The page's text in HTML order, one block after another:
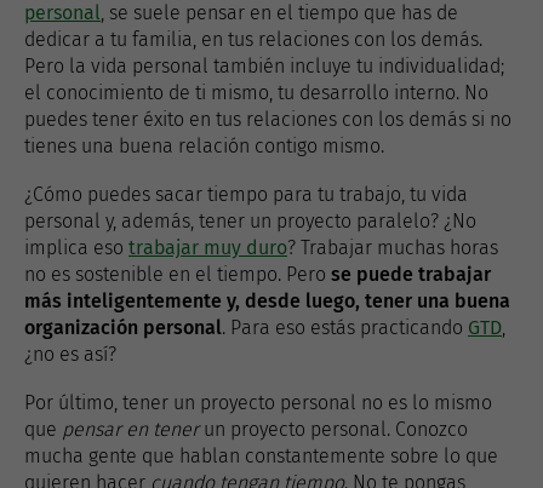
personal, se suele pensar en el tiempo que has de
dedicar a tu familia, en tus relaciones con los demás.
Pero la vida personal también incluye tu individualidad;
el conocimiento de ti mismo, tu desarrollo interno. No
puedes tener éxito en tus relaciones con los demás si no
tienes una buena relación contigo mismo.
¿Cómo puedes sacar tiempo para tu trabajo, tu vida
personal y, además, tener un proyecto paralelo? ¿No
implica eso trabajar muy duro? Trabajar muchas horas
no es sostenible en el tiempo. Pero se puede trabajar
más inteligentemente y, desde luego, tener una buena
organización personal. Para eso estás practicando GTD,
¿no es así?
Por último, tener un proyecto personal no es lo mismo
que pensar en tenerun proyecto personal. Conozco
mucha gente que hablan constantemente sobre lo que
quieren hacer cuando tengan tiempo. No te pongas